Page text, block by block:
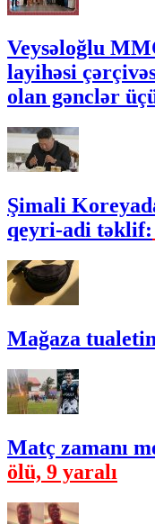
Veysəloğlu
layihəsi
olan gənclər
Şimali
qeyri-adi təklif:
Mağaza
Matç zamanı
ölü, 9 yaralı